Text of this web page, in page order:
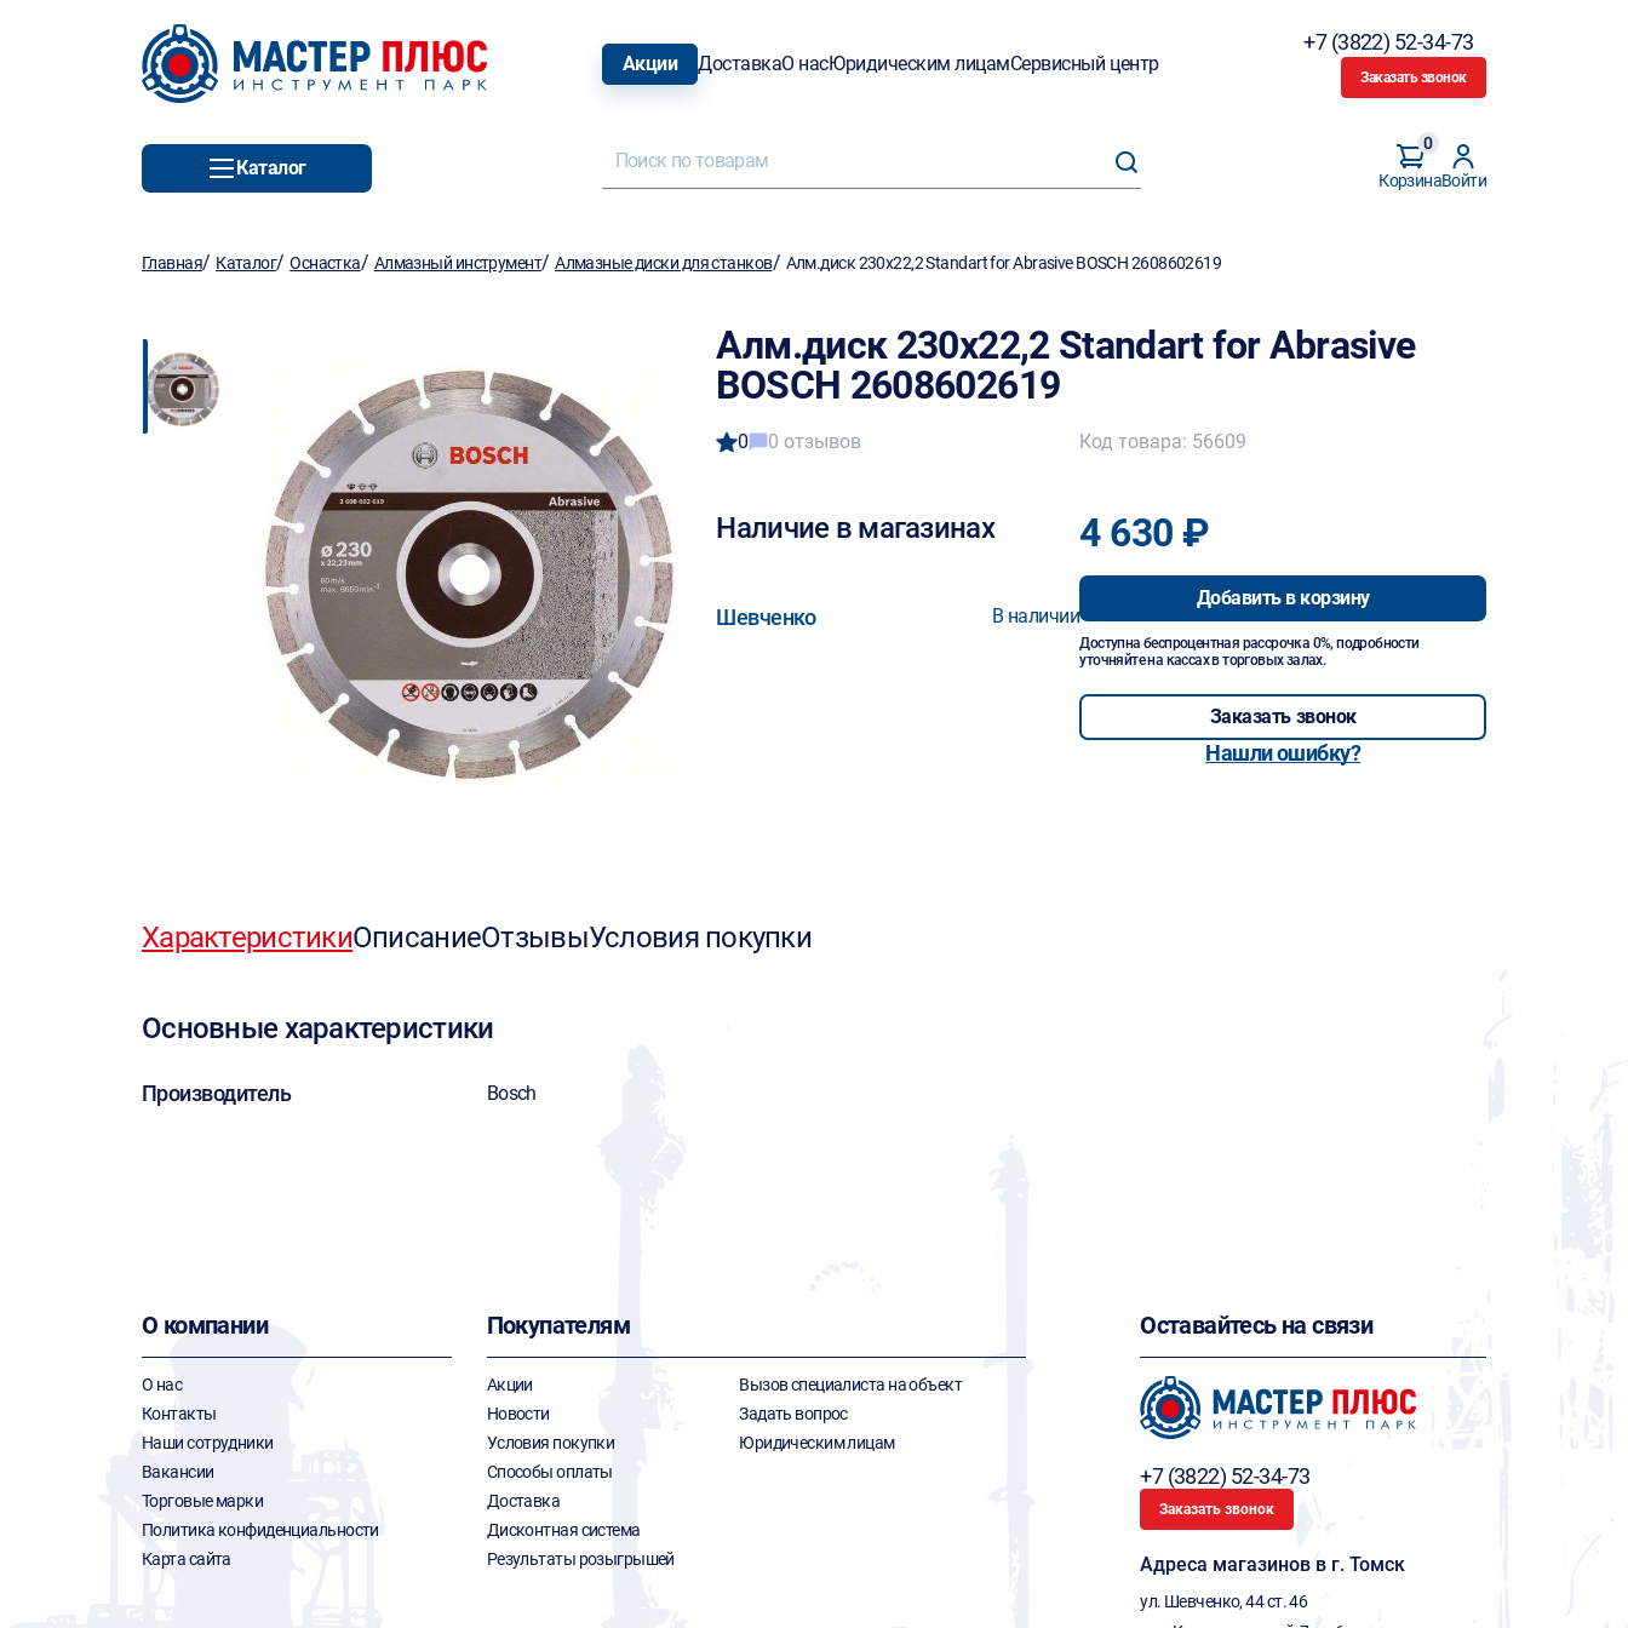
Акции ДоставкаО насЮридическим лицамСервисный центр
+7 (3822) 52-34-73
Заказать звонок
Каталог
Корзина
0
Войти
Главная/ Каталог/Оснастка/ Алмазный инструмент/Алмазные диски для станков/ Алм.диск 230х22,2 Standart for Abrasive BOSCH 2608602619
Алм.диск 230х22,2 Standart for Abrasive
BOSCH 2608602619
0 0 отзывов
Наличие в магазинах
Шевченко В наличии
Код товара: 56609
4 630 ₽
Добавить в корзину
Доступна беспроцентная рассрочка 0%, подробности
уточняйте на кассах в торговых залах.
Заказать звонок
Нашли ошибку?
ХарактеристикиОписаниеОтзывыУсловия покупки
Основные характеристики
Производитель Bosch
О компании
О нас
Контакты
Наши сотрудники
Вакансии
Торговые марки
Политика конфиденциальности
Карта сайта
Покупателям
Акции
Новости
Условия покупки
Способы оплаты
Доставка
Дисконтная система
Результаты розыгрышей
Вызов специалиста на объект
Задать вопрос
Юридическим лицам
Оставайтесь на связи
+7 (3822) 52-34-73
Заказать звонок
Адреса магазинов в г. Томск
ул. Шевченко, 44 ст. 46